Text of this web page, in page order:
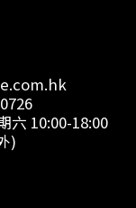
六 10:00-18:00
)